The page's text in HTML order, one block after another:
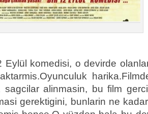
Eylül komedisi, o devirde
sagcilar alinmasin, bu film
gerektigini, bunlarin ne